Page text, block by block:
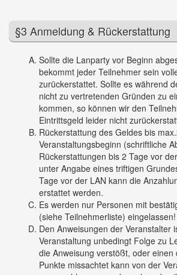
§3 Anmeldung & Rückerstattung
Sollte die Lanparty vor Beginn
bekommt jeder Teilnehmer sein
zurückerstattet. Sollte es während
nicht zu vertretenden Gründen zu
kommen, so können wir den
Eintrittsgeld leider nicht
Rückerstattung des Geldes bis
Veranstaltungsbeginn (schriftliche
Rückerstattungen bis 2 Tage vor
unter Angabe eines triftigen
Tage vor der LAN kann die
erstattet werden.
Es werden nur Personen mit
(siehe Teilnehmerliste) eingelassen!
Den Anweisungen der Veranstalter
Veranstaltung unbedingt Folge zu
die Anweisung verstößt, oder einen
Punkte missachtet kann von der